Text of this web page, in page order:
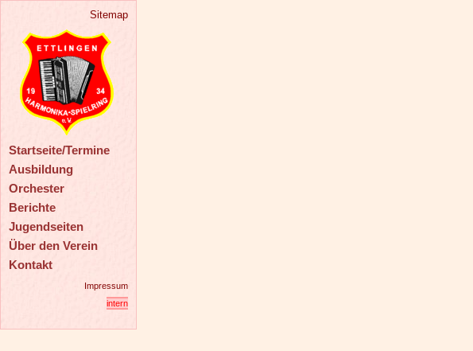
Sitemap
Startseite/Termine
Ausbildung
Orchester
Berichte
Jugendseiten
Über den Verein
Kontakt
Impressum
intern